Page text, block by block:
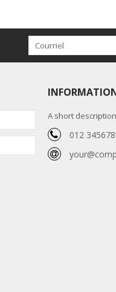
A short description
012